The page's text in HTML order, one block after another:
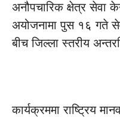
अनौपचारिक क्षेत्र सेवा
अयोजनामा पुस १६ गते
बीच जिल्ला स्तरीय
कार्यक्रममा राष्ट्रिय